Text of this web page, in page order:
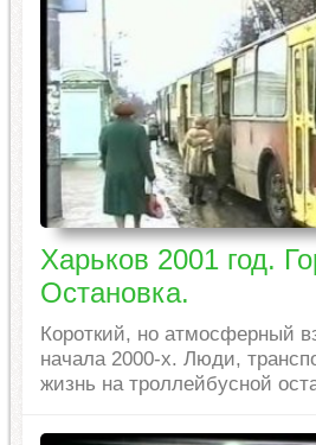
Харьков 2001 год.
Остановка.
Короткий, но атмосферный
начала 2000-х. Люди,
жизнь на троллейбусной